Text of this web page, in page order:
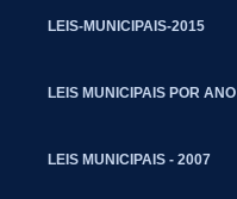
LEIS-MUNICIPAIS-2015
LEIS MUNICIPAIS POR ANO
LEIS MUNICIPAIS - 2007